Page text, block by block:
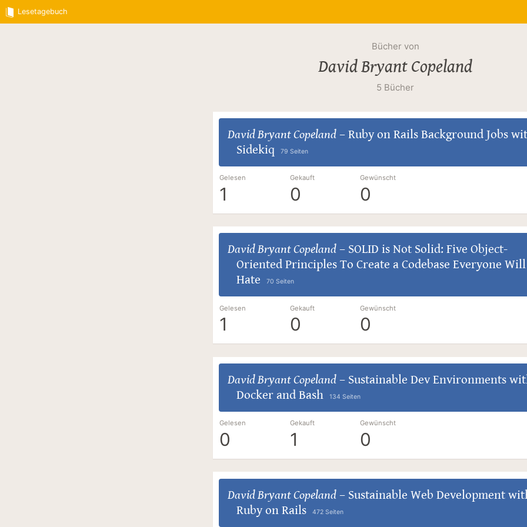
Lesetagebuch
Bücher von
David Bryant Copeland
5 Bücher
David Bryant Copeland– Ruby on Rails Background Jobs
Sidekiq
79 Seiten
Gelesen
1
Gekauft
0
Gewünscht
0
David Bryant Copeland– SOLID is Not Solid: Five Object-
Oriented Principles To Create a Codebase Everyone Will
Hate
70 Seiten
Gelesen
1
Gekauft
0
Gewünscht
0
David Bryant Copeland– Sustainable Dev Environments
Docker and Bash
134 Seiten
Gelesen
0
Gekauft
1
Gewünscht
0
David Bryant Copeland– Sustainable Web Development
Ruby on Rails
472 Seiten